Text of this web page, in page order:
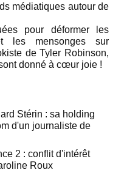
médiatiques autour de
pour déformer les
les mensonges sur
de Tyler Robinson,
donné à cœur joie !
Stérin : sa holding
d'un journaliste de
2 : conflit d'intérêt
Roux